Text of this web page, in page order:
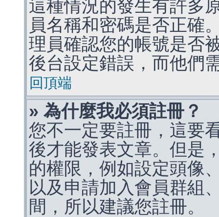
這種情況的發生有許多
員名稱和密碼是否正確
理員確認您的帳號是否
後台設定錯誤，而他們
回頂端
» 為什麼我必須註冊？
您不一定要註冊，這要
後才能發表文章。但是
的權限，例如設定頭像
以及申請加入會員群組
間，所以建議您註冊。